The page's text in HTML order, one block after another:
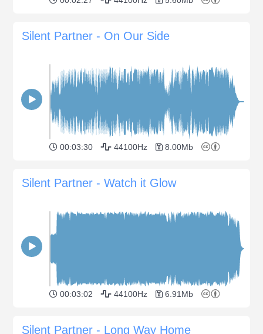
Silent Partner - On Our Side
00:03:30 44100Hz 8.00Mb
Silent Partner - Watch it Glow
00:03:02 44100Hz 6.91Mb
Silent Partner - Long Way Home